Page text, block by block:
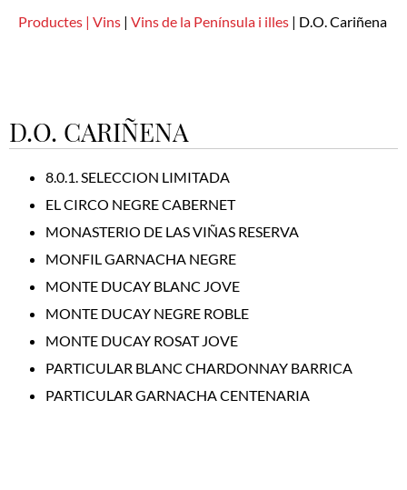
Productes | Vins | Vins de la Península i illes | D.O. Cariñena
D.O. CARIÑENA
8.0.1. SELECCION LIMITADA
EL CIRCO NEGRE CABERNET
MONASTERIO DE LAS VIÑAS RESERVA
MONFIL GARNACHA NEGRE
MONTE DUCAY BLANC JOVE
MONTE DUCAY NEGRE ROBLE
MONTE DUCAY ROSAT JOVE
PARTICULAR BLANC CHARDONNAY BARRICA
PARTICULAR GARNACHA CENTENARIA